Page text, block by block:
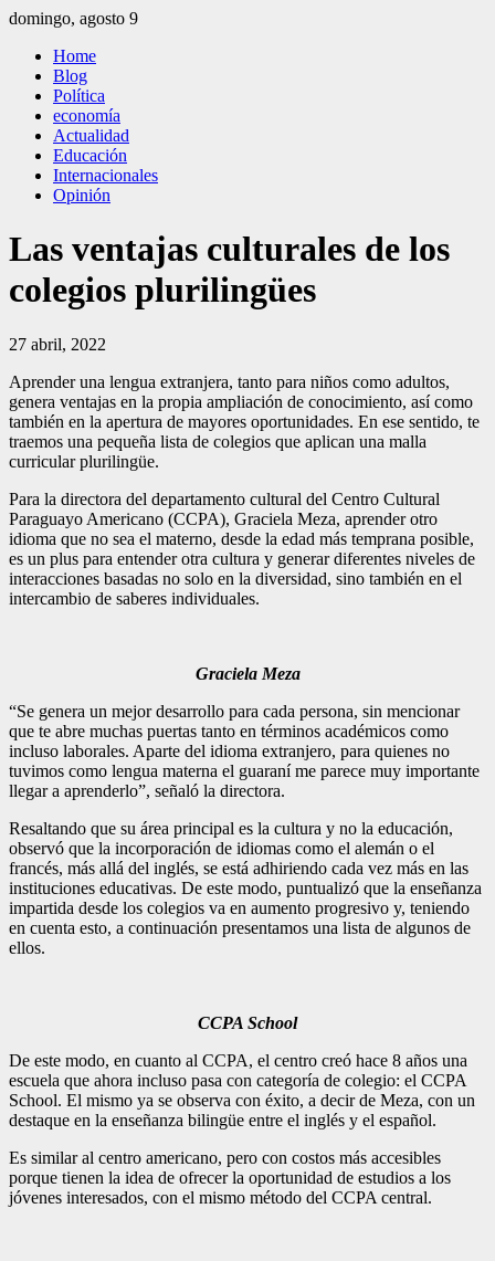
Saltar
contenido
domingo, agosto 9
El Independiente
El independiente Libre y Transparente
Home
Blog
Política
economía
Actualidad
Educación
Internacionales
Opinión
Las ventajas culturales de los
colegios plurilingües
27 abril, 2022
Aprender una lengua extranjera, tanto para niños como adultos,
genera ventajas en la propia ampliación de conocimiento, así como
también en la apertura de mayores oportunidades. En ese sentido, te
traemos una pequeña lista de colegios que aplican una malla
curricular plurilingüe.
Para la directora del departamento cultural del Centro Cultural
Paraguayo Americano (CCPA), Graciela Meza, aprender otro
idioma que no sea el materno, desde la edad más temprana posible,
es un plus para entender otra cultura y generar diferentes niveles de
interacciones basadas no solo en la diversidad, sino también en el
intercambio de saberes individuales.
Graciela Meza
“Se genera un mejor desarrollo para cada persona, sin mencionar
que te abre muchas puertas tanto en términos académicos como
incluso laborales. Aparte del idioma extranjero, para quienes no
tuvimos como lengua materna el guaraní me parece muy importante
llegar a aprenderlo”, señaló la directora.
Resaltando que su área principal es la cultura y no la educación,
observó que la incorporación de idiomas como el alemán o el
francés, más allá del inglés, se está adhiriendo cada vez más en las
instituciones educativas. De este modo, puntualizó que la enseñanza
impartida desde los colegios va en aumento progresivo y, teniendo
en cuenta esto, a continuación presentamos una lista de algunos de
ellos.
CCPA School
De este modo, en cuanto al CCPA, el centro creó hace 8 años una
escuela que ahora incluso pasa con categoría de colegio: el CCPA
School. El mismo ya se observa con éxito, a decir de Meza, con un
destaque en la enseñanza bilingüe entre el inglés y el español.
Es similar al centro americano, pero con costos más accesibles
porque tienen la idea de ofrecer la oportunidad de estudios a los
jóvenes interesados, con el mismo método del CCPA central.